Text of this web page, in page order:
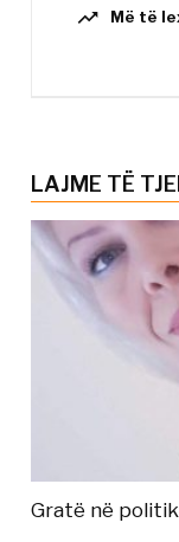
trending_up Më të
LAJME TË
Gratë në